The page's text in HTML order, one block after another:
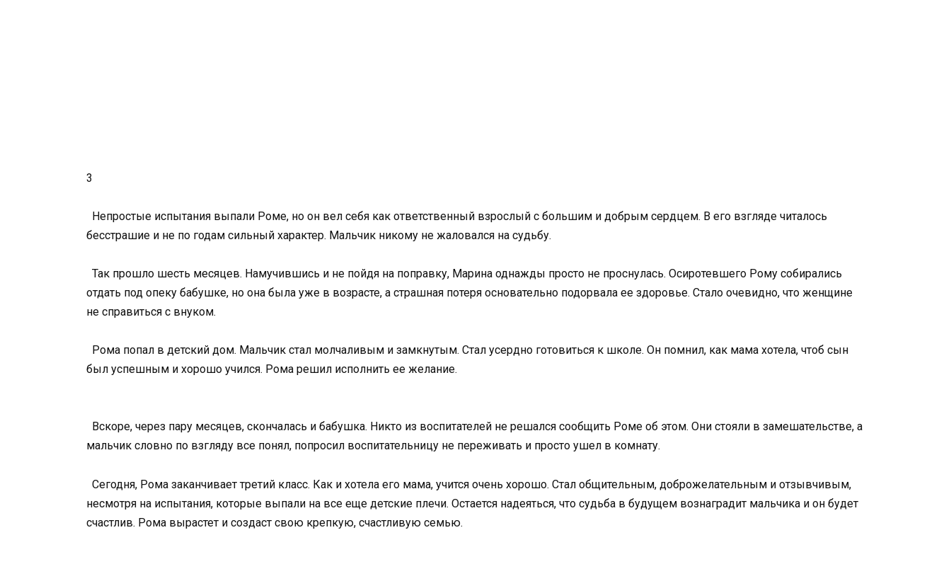
3
Непростые испытания выпали Роме, но он вел себя как ответственный взрослый с большим и добрым сердцем. В его взгляде читалось
бесстрашие и не по годам сильный характер. Мальчик никому не жаловался на судьбу.
Так прошло шесть месяцев. Намучившись и не пойдя на поправку, Марина однажды просто не проснулась. Осиротевшего Рому собирались
отдать под опеку бабушке, но она была уже в возрасте, а страшная потеря основательно подорвала ее здоровье. Стало очевидно, что женщине
не справиться с внуком.
Рома попал в детский дом. Мальчик стал молчаливым и замкнутым. Стал усердно готовиться к школе. Он помнил, как мама хотела, чтоб сын
был успешным и хорошо учился. Рома решил исполнить ее желание.
Вскоре, через пару месяцев, скончалась и бабушка. Никто из воспитателей не решался сообщить Роме об этом. Они стояли в замешательстве, а
мальчик словно по взгляду все понял, попросил воспитательницу не переживать и просто ушел в комнату.
Сегодня, Рома заканчивает третий класс. Как и хотела его мама, учится очень хорошо. Стал общительным, доброжелательным и отзывчивым,
несмотря на испытания, которые выпали на все еще детские плечи. Остается надеяться, что судьба в будущем вознаградит мальчика и он будет
счастлив. Рома вырастет и создаст свою крепкую, счастливую семью.